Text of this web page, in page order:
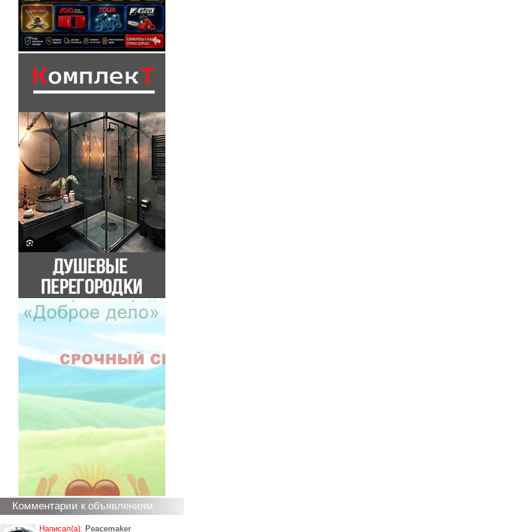
Комментарии к объявлениям
Написал(а): Peacemaker